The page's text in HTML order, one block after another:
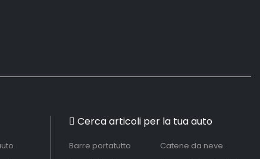
Cerca articoli per la tua auto
Barre portatutto
Catene da neve